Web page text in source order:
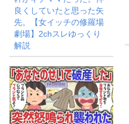
良くしていたと思った矢
先。【女イッチの修羅場
劇場】2chスレゆっくり
解説